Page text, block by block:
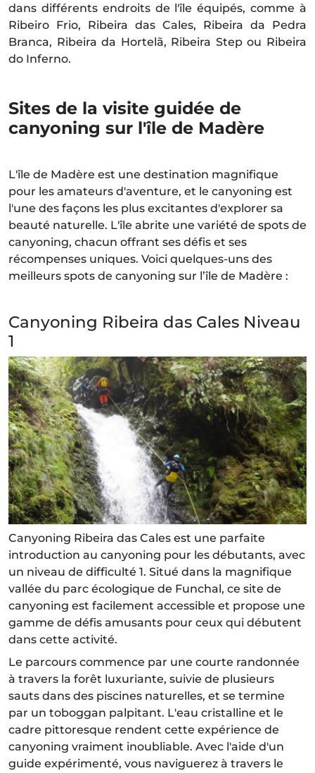
dans différents endroits de l'île équipés, comme à
Ribeiro Frio, Ribeira das Cales, Ribeira da Pedra
Branca, Ribeira da Hortelã, Ribeira Step ou Ribeira
do Inferno.
Sites de la visite guidée de
canyoning sur l'île de Madère
L'île de Madère est une destination magnifique
pour les amateurs d'aventure, et le canyoning est
l'une des façons les plus excitantes d'explorer sa
beauté naturelle. L'île abrite une variété de spots de
canyoning, chacun offrant ses défis et ses
récompenses uniques. Voici quelques-uns des
meilleurs spots de canyoning sur l’île de Madère :
Canyoning Ribeira das Cales Niveau
1
Canyoning Ribeira das Cales est une parfaite
introduction au canyoning pour les débutants, avec
un niveau de difficulté 1. Situé dans la magnifique
vallée du parc écologique de Funchal, ce site de
canyoning est facilement accessible et propose une
gamme de défis amusants pour ceux qui débutent
dans cette activité.
Le parcours commence par une courte randonnée
à travers la forêt luxuriante, suivie de plusieurs
sauts dans des piscines naturelles, et se termine
par un toboggan palpitant. L'eau cristalline et le
cadre pittoresque rendent cette expérience de
canyoning vraiment inoubliable. Avec l'aide d'un
guide expérimenté, vous naviguerez à travers le